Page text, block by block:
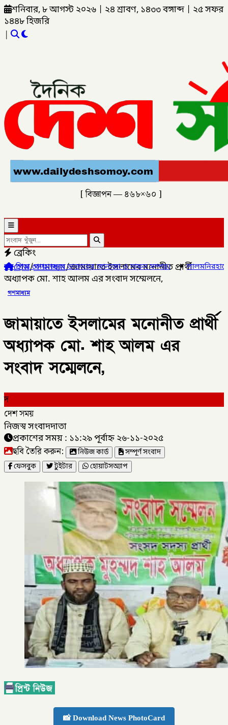
শনিবার, ৮ আগস্ট ২০২৬ ২৪ শ্রাবণ, ১৪৩৩ বঙ্গাব্দ
২৫ সফর
১৪৪৮ হিজরি
|
[ বিজ্ঞাপন — ৪৬৮×৬০ ]
ব্রেকিং
ডাক্তারের জানাজা ও দাফন সম্পন্ন।✦লালমনিরহাটের ৫
হোম/গণমাধ্যম/জামায়াতে ইসলামের মনোনীত প্রার্থী
অধ্যাপক মো. শাহ আলম এর সংবাদ সম্মেলনে,
গণমাধ্যম
জামায়াতে ইসলামের মনোনীত প্রার্থী
অধ্যাপক মো. শাহ আলম এর
সংবাদ সম্মেলনে,
দ
দেশ সময়
নিজস্ব সংবাদদাতা
প্রকাশের সময় : ১১:২৯ পূর্বাহ্ন ২৬-১১-২০২৫
ছবি তৈরি করুন: নিউজ কার্ড
সম্পূর্ণ সংবাদ
ফেসবুক
টুইটার হোয়াটসঅ্যাপ
📸 Download News PhotoCard